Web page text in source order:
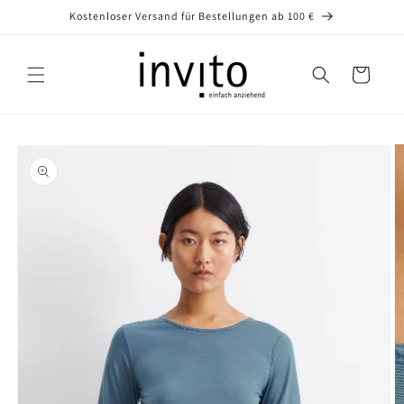
Kostenloser Versand für Bestellungen ab 100 €
Warenkorb